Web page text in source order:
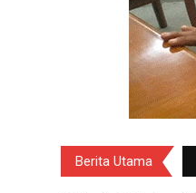
Berita Utama